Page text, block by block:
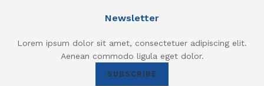
Newsletter
Lorem ipsum dolor sit amet, consectetuer adipiscing elit.
Aenean commodo ligula eget dolor.
SUBSCRIBE